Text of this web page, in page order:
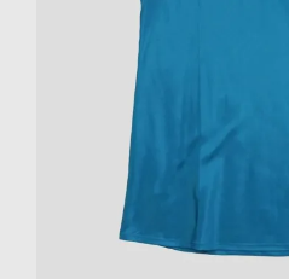
OUR INFORMATION
インフォメーション
STAFF BLOG